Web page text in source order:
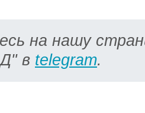
на нашу
в telegram.